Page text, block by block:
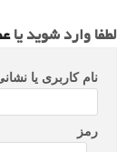
لطفا وارد شوید یا
نام کاربری یا
رمز